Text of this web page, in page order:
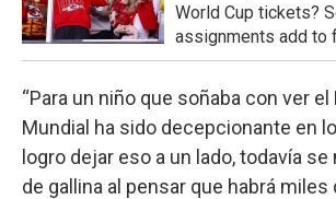
World Cup tickets?
assignments add to
“Para un niño que soñaba con ver
Mundial ha sido decepcionante en
logro dejar eso a un lado, todavía se
de gallina al pensar que habrá miles